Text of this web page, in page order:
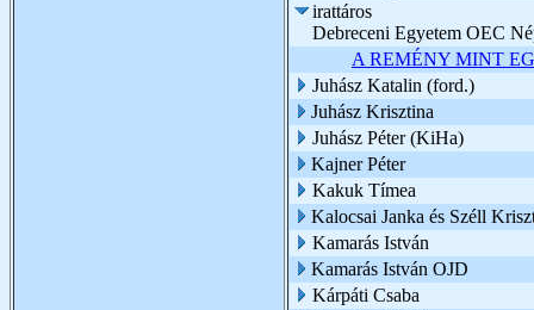
irattáros
Debreceni Egyetem OEC
A REMÉNY MINT
Juhász Katalin (ford.)
Juhász Krisztina
Juhász Péter (KiHa)
Kajner Péter
Kakuk Tímea
Kalocsai Janka és Széll
Kamarás István
Kamarás István OJD
Kárpáti Csaba